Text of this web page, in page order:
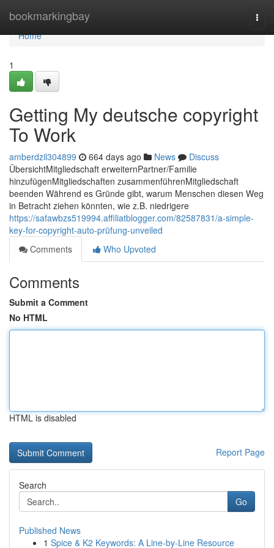
bookmarkingbay
Home
Home
1
Getting My deutsche copyright
To Work
amberdzil304899 664 days ago News
Discuss
ÜbersichtMitgliedschaft erweiternPartner/Familie
hinzufügenMitgliedschaften zusammenführenMitgliedschaft
beenden Während es Gründe gibt, warum Menschen diesen Weg
in Betracht ziehen könnten, wie z.B. niedrigere
https://safawbzs519994.affiliatblogger.com/82587831/a-simple-
key-for-copyright-auto-prüfung-unveiled
Comments
Who Upvoted
Comments
Submit a Comment
No HTML
HTML is disabled
Report Page
Search
Go
Published News
1 Spice & K2 Keywords: A Line-by-Line Resource